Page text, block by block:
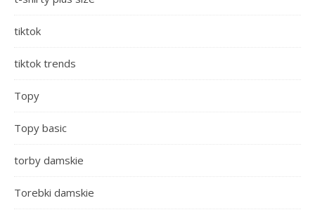
tiktok
tiktok trends
Topy
Topy basic
torby damskie
Torebki damskie